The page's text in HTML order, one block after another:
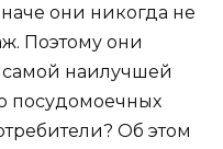
они никогда не
Поэтому они
самой наилучшей
посудомоечных
Об этом